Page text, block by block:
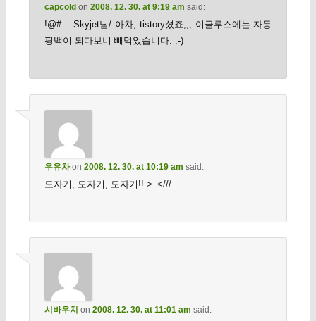
capcold on 2008. 12. 30. at 9:19 am said:
!@#… Skyjet님/ 아차, tistory셨죠;;; 이글루스에는 자동
핑백이 되다보니 빼먹었습니다. :-)
우유차on 2008. 12. 30. at 10:19 am said:
도자기, 도자기, 도자기!! >_<///
시바우치 on 2008. 12. 30. at 11:01 am said: